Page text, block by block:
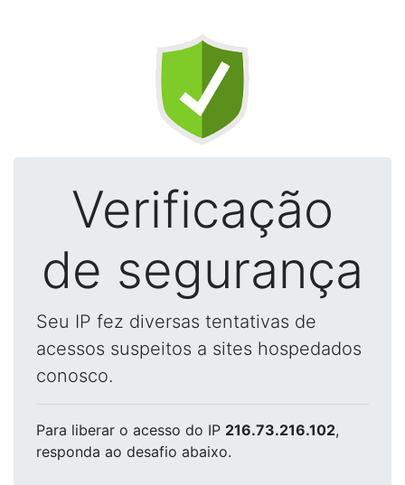
Verificação
de segurança
Seu IP fez diversas tentativas de
acessos suspeitos a sites hospedados
conosco.
Para liberar o acesso do IP 216.73.216.102,
responda ao desafio abaixo.